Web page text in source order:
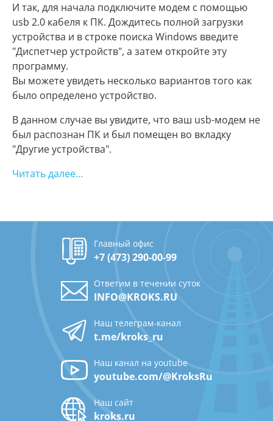
И так, для начала подключите модем с помощью
usb 2.0 кабеля к ПК. Дождитесь полной загрузки
устройства и в строке поиска Windows введите
"Диспетчер устройств", а затем откройте эту
программу.
Вы можете увидеть несколько вариантов того как
было определено устройство.
В данном случае вы увидите, что ваш usb-модем не
был распознан ПК и был помещен во вкладку
"Другие устройства".
Читать далее...
Главный офис
+7 (473) 290-00-99
Ответим в течении суток
INFO@KROKS.RU
Наш телеграм-канал
t.me/kroks_ru
Наш канал на youtube
youtube.com/@KroksRu
Наш сайт
kroks.ru